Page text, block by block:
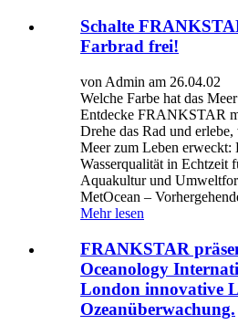
Schalte
Farbrad frei!
von Admin am 26.04.02
Welche Farbe hat das
Entdecke FRANKSTAR
Drehe das Rad und
Meer zum Leben erweckt:
Wasserqualität in Echtzeit
Aquakultur und
MetOcean –
Mehr lesen
FRANKSTAR
Oceanology
London innovative
Ozeanüberwachung.